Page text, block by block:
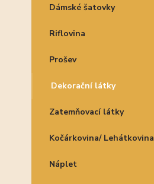
Dámské šatovky
Riflovina
Prošev
Dekorační látky
Zatemňovací látky
Kočárkovina/ Lehátkovina
Náplet